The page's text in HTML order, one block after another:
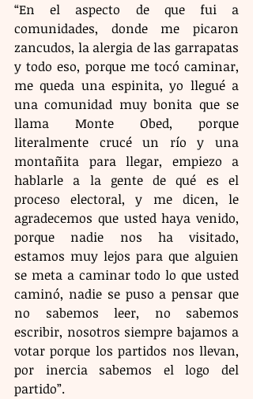
“En el aspecto de que fui a
comunidades, donde me picaron
zancudos, la alergia de las garrapatas
y todo eso, porque me tocó caminar,
me queda una espinita, yo llegué a
una comunidad muy bonita que se
llama Monte Obed, porque
literalmente crucé un río y una
montañita para llegar, empiezo a
hablarle a la gente de qué es el
proceso electoral, y me dicen, le
agradecemos que usted haya venido,
porque nadie nos ha visitado,
estamos muy lejos para que alguien
se meta a caminar todo lo que usted
caminó, nadie se puso a pensar que
no sabemos leer, no sabemos
escribir, nosotros siempre bajamos a
votar porque los partidos nos llevan,
por inercia sabemos el logo del
partido”.